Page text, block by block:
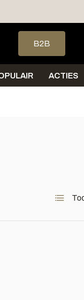
op en neer om
B2B
ACTIES